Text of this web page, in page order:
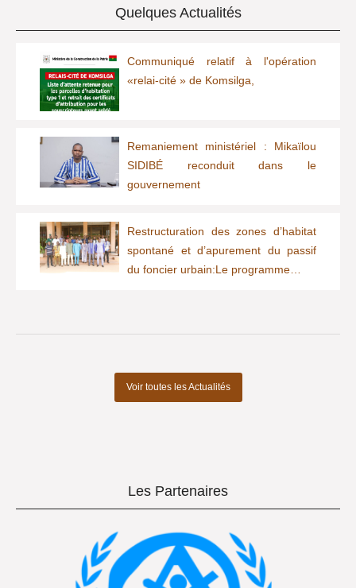
Quelques Actualités
Communiqué relatif à l'opération
«relai-cité » de Komsilga,
Remaniement ministériel : Mikaïlou
SIDIBÉ reconduit dans le
gouvernement
Restructuration des zones d’habitat
spontané et d’apurement du passif
du foncier urbain:Le programme…
Voir toutes les Actualités
Les Partenaires